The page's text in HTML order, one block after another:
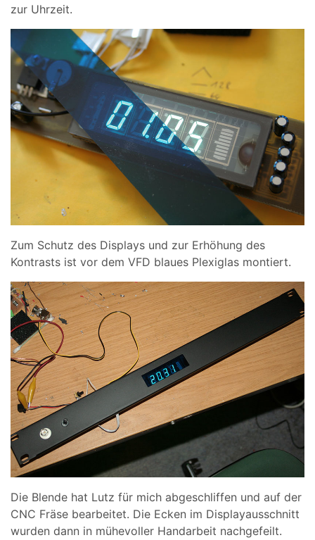
zur Uhrzeit.
Zum Schutz des Displays und zur Erhöhung des
Kontrasts ist vor dem VFD blaues Plexiglas montiert.
Die Blende hat Lutz für mich abgeschliffen und auf der
CNC Fräse bearbeitet. Die Ecken im Displayausschnitt
wurden dann in mühevoller Handarbeit nachgefeilt.